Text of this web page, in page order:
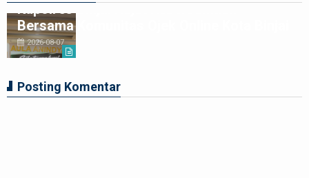
Kapolres Binjai Rajut Kebersamaan
Bersama Komunitas Ojek Online Kota Binjai
2026-08-07
Posting Komentar